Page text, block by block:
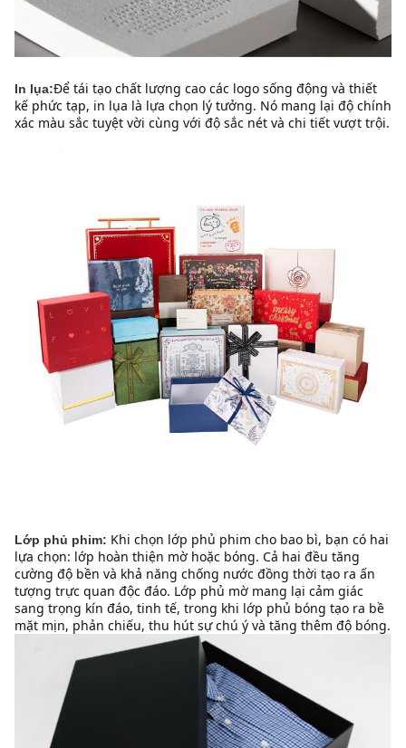
In lụa:Để tái tạo chất lượng cao các logo sống động và thiết
kế phức tạp, in lụa là lựa chọn lý tưởng. Nó mang lại độ chính
xác màu sắc tuyệt vời cùng với độ sắc nét và chi tiết vượt trội.
Lớp phủ phim: Khi chọn lớp phủ phim cho bao bì, bạn có hai
lựa chọn: lớp hoàn thiện mờ hoặc bóng. Cả hai đều tăng
cường độ bền và khả năng chống nước đồng thời tạo ra ấn
tượng trực quan độc đáo. Lớp phủ mờ mang lại cảm giác
sang trọng kín đáo, tinh tế, trong khi lớp phủ bóng tạo ra bề
mặt mịn, phản chiếu, thu hút sự chú ý và tăng thêm độ bóng.